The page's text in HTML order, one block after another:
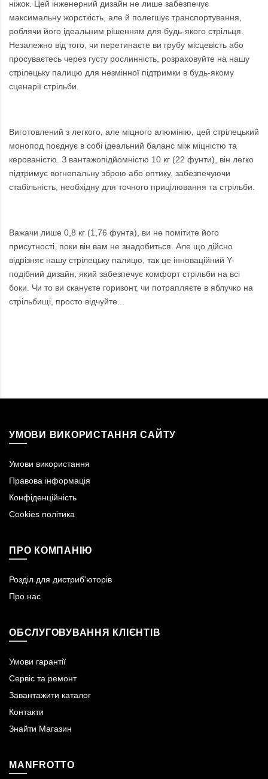
ніжок. Цей інженерний дизайн не лише забезпечує
максимальну жорсткість, але й полегшує транспортування,
роблячи його ідеальним рішенням для будь-якого стрільця.
Незалежно від того, чи перетинаєте ви грубу місцевість або
просуваєтесь через густу рослинність, розраховуйте на нашу
стрілецьку палицю для незмінної підтримки в будь-якому
сценарії стрільби.
Виготовлений з легкого, але міцного алюмінію, цей стрілецький
монопод поєднує в собі ідеальний баланс між міцністю та
керованістю. З вантажопідйомністю 10 кг (22 фунти), він легко
підтримує вогнепальну зброю або оптику, забезпечуючи
стабільність, необхідну для точного прицілювання та стрільби.
Важачи лише 0,8 кг (1,76 фунта), ви не помітите його
присутності, поки він вам не знадобиться. Але що дійсно
відрізняє нашу стрілецьку палицю, так це інноваційний Y-
подібний дизайн, який забезпечує комфорт стрільби на всі
боки. Чи то ви скануєте горизонт, чи потрапляєте в яблучко на
стрільбищі, просто відчуйте...
УМОВИ ВИКОРИСТАННЯ САЙТУ
Умови використання
Правова інформація
Конфіденційність
Cookies політика
ПРО КОМПАНІЮ
Розділ для дистриб'юторів
Про нас
ОБСЛУГОВУВАННЯ КЛІЄНТІВ
Умови гарантії
Сервіс та ремонт
Завантажити каталог
Контакти
Знайти Магазин
MANFROTTO